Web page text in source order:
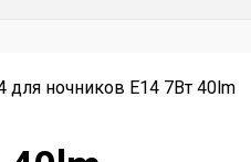
для ночников Е14 7Вт 40lm